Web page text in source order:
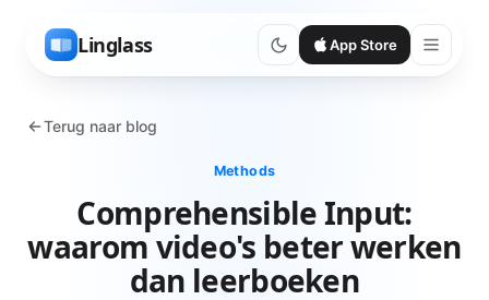
Linglass App Store
Terug naar blog
Methods
Comprehensible Input:
waarom video's beter werken
dan leerboeken